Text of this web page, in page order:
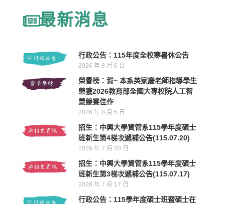
最新消息
行政公告：115年度全校寒暑休公告
2026 年 8 月 6 日
榮譽榜：賀~ 本系英家慶老師指導學生
榮獲2026教育部全國大專校院人工智
慧競賽佳作
2026 年 8 月 5 日
招生：中興大學資管系115學年度碩士
班新生第4梯次遞補公告(115.07.20)
2026 年 7 月 20 日
招生：中興大學資管系115學年度碩士
班新生第3梯次遞補公告(115.07.17)
2026 年 7 月 17 日
行政公告：115學年度碩士班暨碩士在